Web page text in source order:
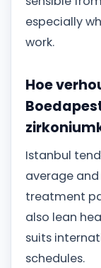
especially
work.
Hoe
Istanbul
average
treatment
also lean
suits
schedules.